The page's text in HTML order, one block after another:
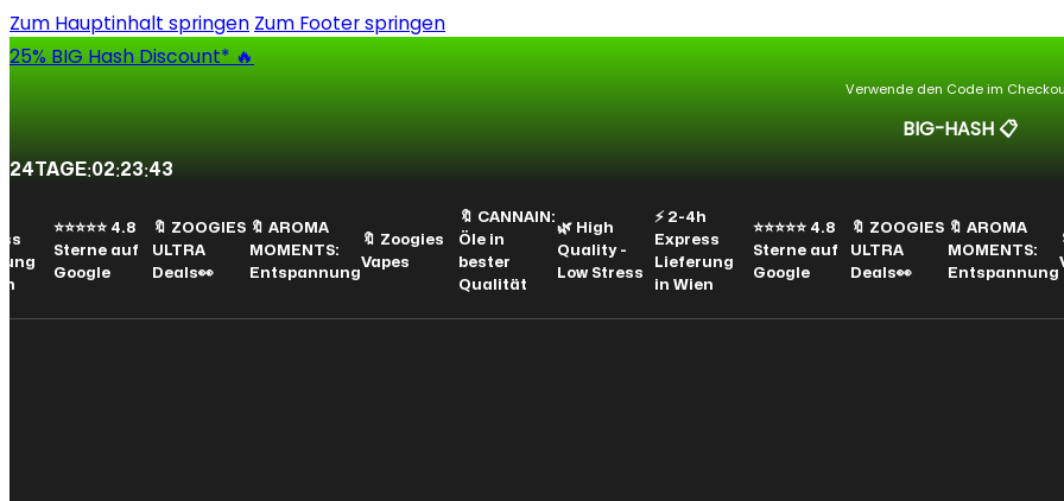
Zum Hauptinhalt springen Zum Footer springen
25% BIG Hash Discount* 🔥
Verwende den Code im
BIG-HASH 📋
24TAGE:02:23:42
⭐⭐⭐⭐⭐ 4.8
Sterne auf
Google
🔖 ZOOGIES
ULTRA
Deals👀
🔖 AROMA
MOMENTS:
Entspannung
🔖 Zoogies
Vapes
🔖 CANNAIN:
Öle in
bester
Qualität
🌿 High
Quality -
Low Stress
⚡ 2-4h
Express
Lieferung
in Wien
⭐⭐⭐⭐⭐ 4.8
Sterne auf
Google
🔖 ZOOGIES
ULTRA
Deals👀
🔖 AROMA
MOMENTS:
Entspannung
🔖